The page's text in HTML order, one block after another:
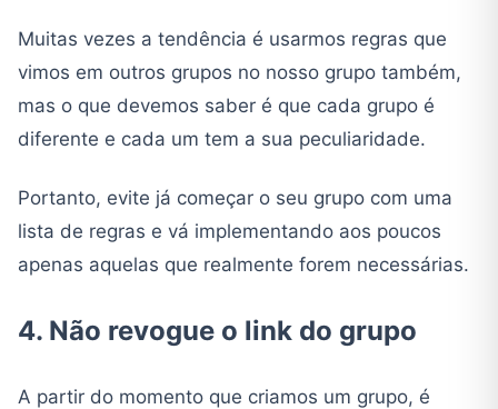
Muitas vezes a tendência é usarmos regras que
vimos em outros grupos no nosso grupo também,
mas o que devemos saber é que cada grupo é
diferente e cada um tem a sua peculiaridade.
Portanto, evite já começar o seu grupo com uma
lista de regras e vá implementando aos poucos
apenas aquelas que realmente forem necessárias.
4. Não revogue o link do grupo
A partir do momento que criamos um grupo, é